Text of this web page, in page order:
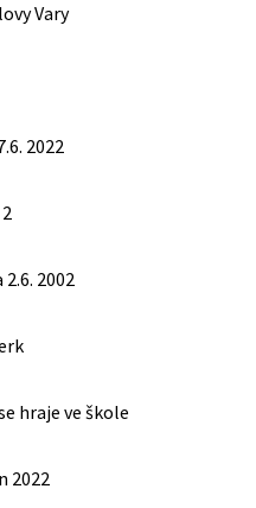
Vary
2022
2002
hraje ve škole
2022